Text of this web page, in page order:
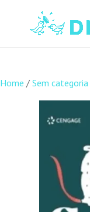
Home / Sem categoria